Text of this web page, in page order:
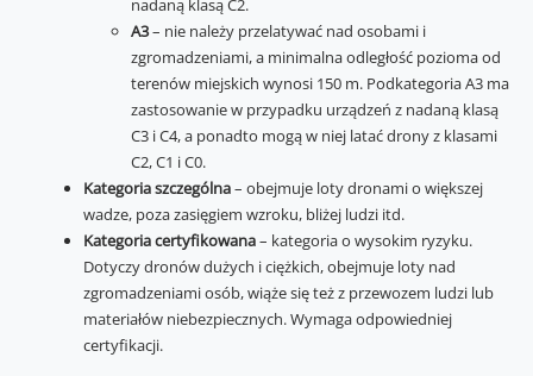
nadaną klasą C2.
A3– nie należy przelatywać nad osobami i
zgromadzeniami, a minimalna odległość pozioma od
terenów miejskich wynosi 150 m. Podkategoria A3 ma
zastosowanie w przypadku urządzeń z nadaną klasą
C3 i C4, a ponadto mogą w niej latać drony z klasami
C2, C1 i C0.
Kategoria szczególna– obejmuje loty dronami o większej
wadze, poza zasięgiem wzroku, bliżej ludzi itd.
Kategoria certyfikowana– kategoria o wysokim ryzyku.
Dotyczy dronów dużych i ciężkich, obejmuje loty nad
zgromadzeniami osób, wiąże się też z przewozem ludzi lub
materiałów niebezpiecznych. Wymaga odpowiedniej
certyfikacji.